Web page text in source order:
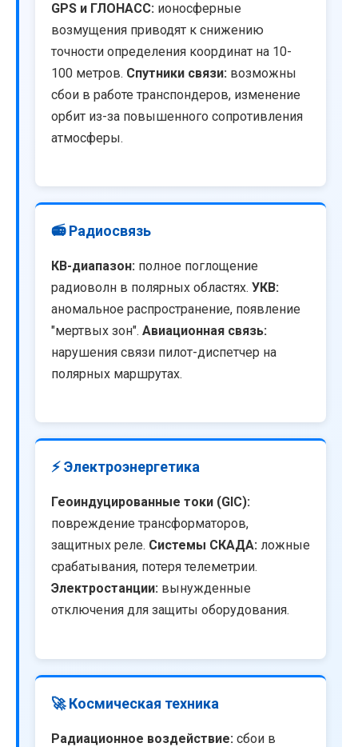
GPS и ГЛОНАСС: ионосферные
возмущения приводят к снижению
точности определения координат на 10-
100 метров. Спутники связи: возможны
сбои в работе транспондеров, изменение
орбит из-за повышенного сопротивления
атмосферы.
📻 Радиосвязь
КВ-диапазон: полное поглощение
радиоволн в полярных областях. УКВ:
аномальное распространение, появление
"мертвых зон". Авиационная связь:
нарушения связи пилот-диспетчер на
полярных маршрутах.
⚡ Электроэнергетика
Геоиндуцированные токи (GIC):
повреждение трансформаторов,
защитных реле. Системы СКАДА: ложные
срабатывания, потеря телеметрии.
Электростанции: вынужденные
отключения для защиты оборудования.
🚀 Космическая техника
Радиационное воздействие: сбои в